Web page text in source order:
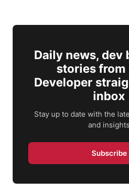
Daily news, dev
stories from
Developer
inbox
Stay up to date with the
and insights
Subscribe